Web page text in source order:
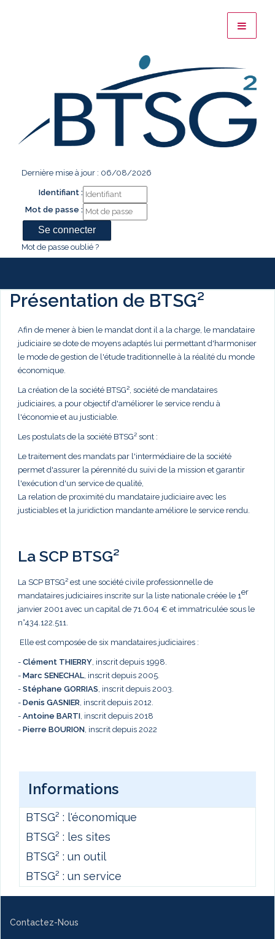
Dernière mise à jour : 06/08/2026
Identifiant :
Mot de passe :
Mot de passe oublié ?
Présentation de BTSG²
Afin de mener à bien le mandat dont il a la charge, le mandataire
judiciaire se dote de moyens adaptés lui permettant d'harmoniser
le mode de gestion de l'étude traditionnelle à la réalité du monde
économique.
La création de la société BTSG², société de mandataires
judiciaires, a pour objectif d'améliorer le service rendu à
l'économie et au justiciable.
Les postulats de la société BTSG² sont :
Le traitement des mandats par l'intermédiaire de la société
permet d'assurer la pérennité du suivi de la mission et garantir
l'exécution d'un service de qualité,
La relation de proximité du mandataire judiciaire avec les
justiciables et la juridiction mandante améliore le service rendu.
La SCP BTSG²
La SCP BTSG² est une société civile professionnelle de
mandataires judiciaires inscrite sur la liste nationale créée le 1er
janvier 2001 avec un capital de 71.604 € et immatriculée sous le
n°434.122.511.
Elle est composée de six mandataires judiciaires :
- Clément THIERRY, inscrit depuis 1998.
- Marc SENECHAL, inscrit depuis 2005.
- Stéphane GORRIAS, inscrit depuis 2003.
- Denis GASNIER, inscrit depuis 2012.
- Antoine BARTI, inscrit depuis 2018
- Pierre BOURION, inscrit depuis 2022
Informations
BTSG² : l'économique
BTSG² : les sites
BTSG² : un outil
BTSG² : un service
Contactez-Nous